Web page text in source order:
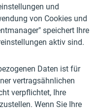
und
von Cookies und
speichert Ihre
aktiv sind.
Daten ist für
vertragsähnlichen
verpflichtet, Ihre
Wenn Sie Ihre